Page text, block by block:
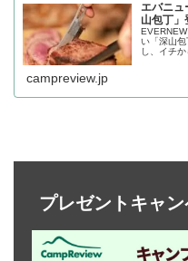
エバニュ
山包丁」
い「深山
し、イチ
フとは一
campreview.jp
プレゼントキャ